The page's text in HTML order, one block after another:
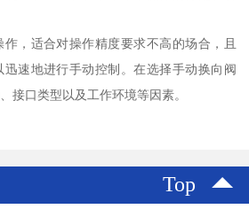
，适合对操作精度要求不高的场合，且
速地进行手动控制。在选择手动换向阀
接口类型以及工作环境等因素。
Top